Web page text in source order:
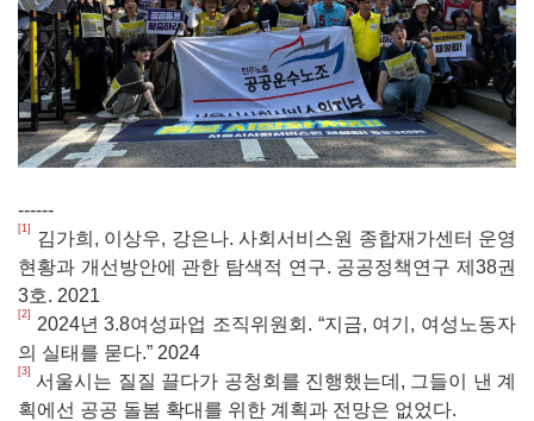
------
[1]
김가희, 이상우, 강은나. 사회서비스원 종합재가센터 운영
현황과 개선방안에 관한 탐색적 연구. 공공정책연구 제38권
3호. 2021
[2]
2024년 3.8여성파업 조직위원회. “지금, 여기, 여성노동자
의 실태를 묻다.” 2024
[3] 서울시는 질질 끌다가 공청회를 진행했는데, 그들이 낸 계
획에선 공공 돌봄 확대를 위한 계획과 전망은 없었다.